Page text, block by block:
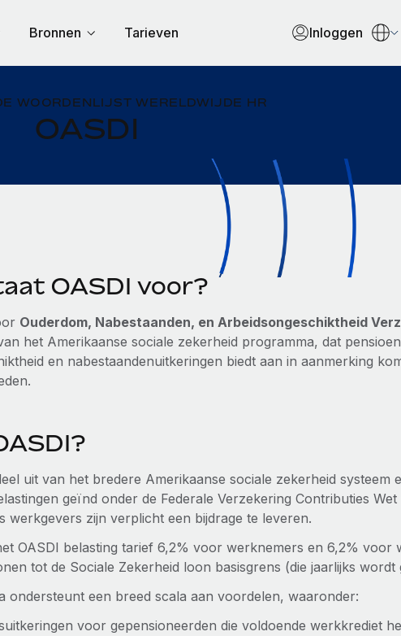
Bronnen Tarieven Inloggen
WOORDENLIJST WERELDWIJDE HR
OASDI
OASDI voor?
Ouderdom, Nabestaanden, en Arbeidsongeschiktheid
het Amerikaanse sociale zekerheid programma, dat
en nabestaandenuitkeringen biedt aan in aanmerking
uit van het bredere Amerikaanse sociale zekerheid systeem
geïnd onder de Federale Verzekering Contributies Wet
werkgevers zijn verplicht een bijdrage te leveren.
OASDI belasting tarief 6,2% voor werknemers en 6,2% voor
tot de Sociale Zekerheid loon basisgrens (die jaarlijks wordt
ondersteunt een breed scala aan voordelen, waaronder:
voor gepensioneerden die voldoende werkkrediet